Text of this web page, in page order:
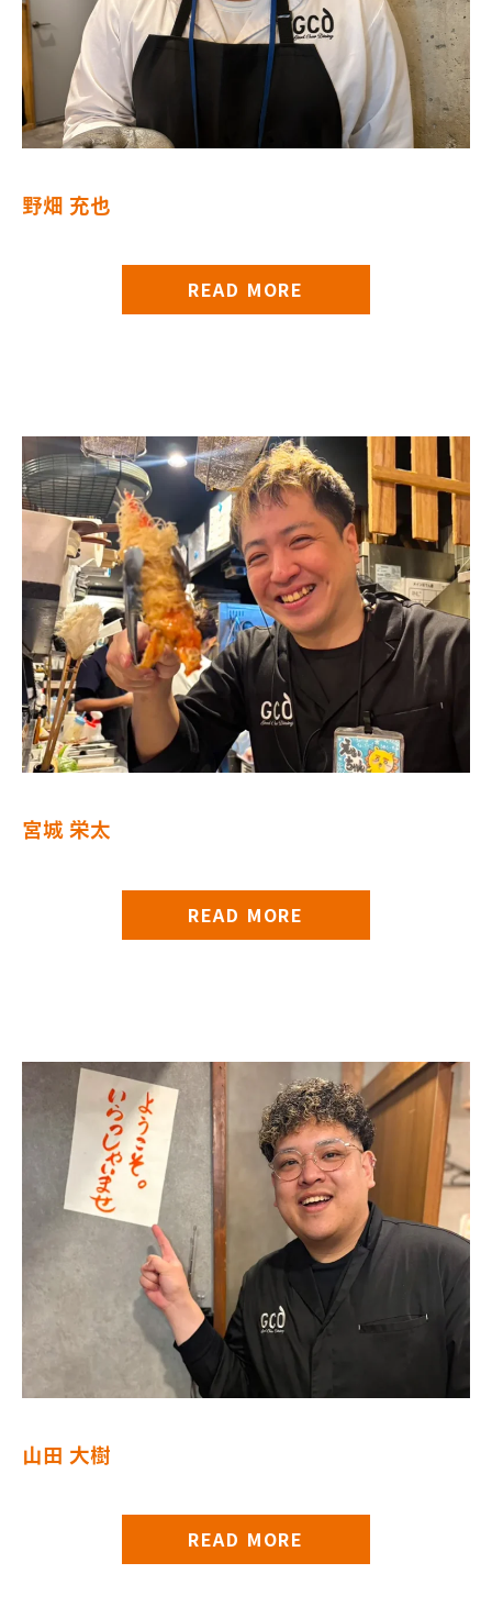
野畑 充也
READ MORE
宮城 栄太
READ MORE
山田 大樹
READ MORE